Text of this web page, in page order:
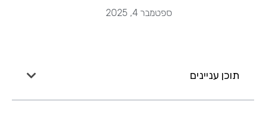
ספטמבר 4, 2025
תוכן עניינים